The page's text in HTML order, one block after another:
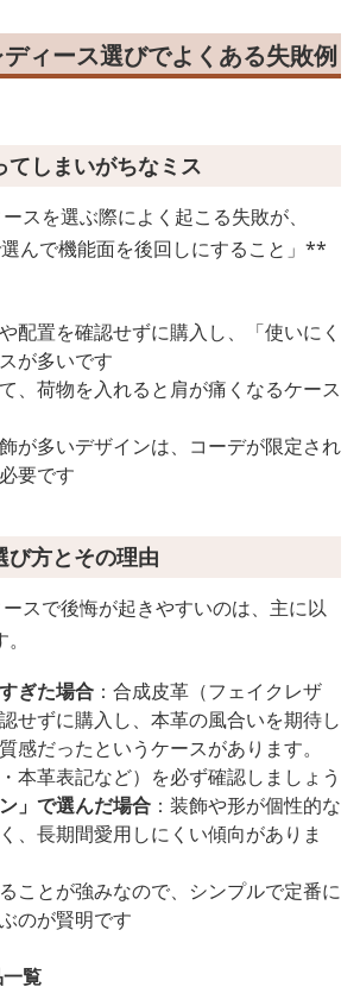
ィース選びでよくある失敗例
てしまいがちなミス
スを選ぶ際によく起こる失敗が、
んで機能面を後回しにすること」**
配置を確認せずに購入し、「使いにく
が多いです
、荷物を入れると肩が痛くなるケース
が多いデザインは、コーデが限定され
要です
び方とその理由
スで後悔が起きやすいのは、主に以
ぎた場合 ：合成皮革（フェイクレザ
せずに購入し、本革の風合いを期待し
感だったというケースがあります。
本革表記など）を必ず確認しましょう
」で選んだ場合 ：装飾や形が個性的な
、長期間愛用しにくい傾向がありま
ことが強みなので、シンプルで定番に
のが賢明です
覧